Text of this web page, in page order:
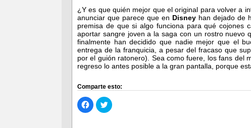
¿Y es que quién mejor que el original para volver a
anunciar que parece que en Disney han dejado de
premisa de que si algo funciona para qué cojones
aportar sangre joven a la saga con un rostro nuevo
finalmente han decidido que nadie mejor que el
entrega de la franquicia, a pesar del fracaso que
por el guión ratonero). Sea como fuere, los fans del
regreso lo antes posible a la gran pantalla, porque
Comparte esto:
Haz
clic
para
Haz
clic